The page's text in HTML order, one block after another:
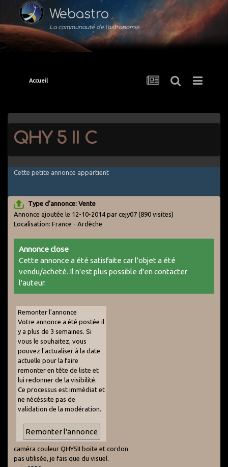
Webastro
La communauté de l'astronomie
Accueil
QHY 5 II C
Cette petite annonce appartient
Type d'annonce: Vente
Annonce ajoutée le 12-10-2014 par cejy07 (890 visites)
Localisation: France - Ardèche
Annonce close
Cette annonce a été satisfaite car l'objet a été
vendu/acheté. Il n'est plus possible d'en contacter
l'auteur.
Remonter l'annonce
Votre annonce a été postée il
y a plus de 3 semaines. Si
vous le souhaitez, vous
pouvez l'actualiser à la date
actuelle pour la faire
remonter en tête de liste et
lui redonner de la visibilité.
Ce processus est immédiat et
ne nécéssite pas de
validation de la modération.
caméra couleur QHY5II boite et cordon
pas utilisée, je fais que du visuel.